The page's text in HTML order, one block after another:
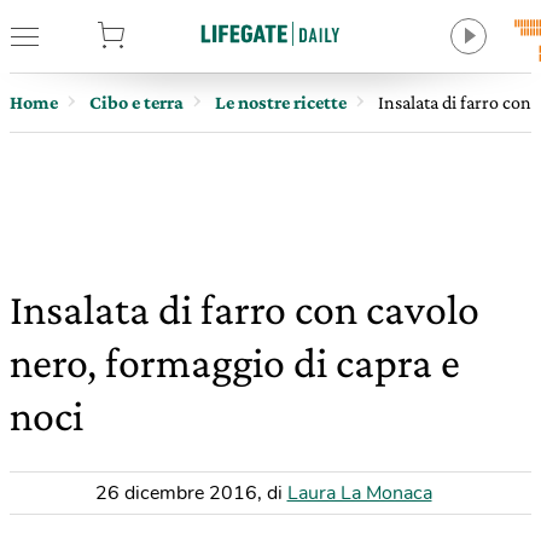
Home Cibo e terra Le nostre ricette Insalata di farro con
Insalata di farro con cavolo
nero, formaggio di capra e
noci
26 dicembre 2016, di Laura La Monaca